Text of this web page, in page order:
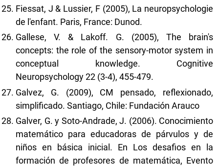
Fiessat, J & Lussier, F (2005), La neuropsychologie
de l'enfant. Paris, France: Dunod.
Gallese, V. & Lakoff. G. (2005), The brain's
concepts: the role of the sensory-motor system in
conceptual knowledge. Cognitive
Neuropsychology 22 (3-4), 455-479.
Galvez, G. (2009), CM pensado, reflexionado,
simplificado. Santiago, Chile: Fundación Arauco
Galver, G. y Soto-Andrade, J. (2006). Conocimiento
matemático para educadoras de párvulos y de
niños en básica inicial. En Los desafios en la
formación de profesores de matemática, Evento